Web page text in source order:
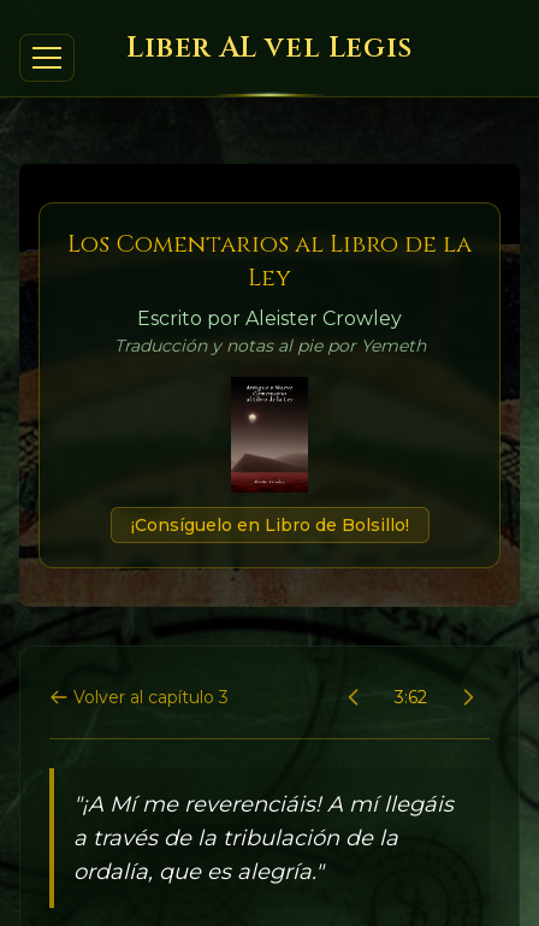
Liber AL vel Legis
Los Comentarios al Libro de la
Ley
Escrito por Aleister Crowley
Traducción y notas al pie por Yemeth
¡Consíguelo en Libro de Bolsillo!
Volver al capítulo 3 3:62
"¡A Mí me reverenciáis! A mí llegáis
a través de la tribulación de la
ordalía, que es alegría."